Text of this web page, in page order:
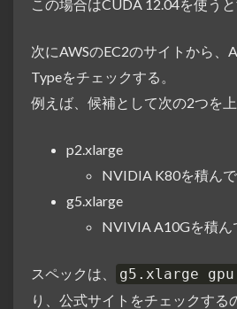
この場合はCUDA 12.04を使うと
次にAWSのEC2のサイトから、
Typeをチェックする。
例えば、候補として次の2つを上
p2.xlarge
NVIDIA K80を積ん
g5.xlarge
NVIVIA A10Gを積ん
スペックは、 g5.xlarge
り、公式サイトをチェックする